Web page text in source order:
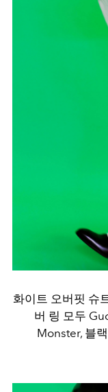
화이트 오버핏 슈
버 링 모두
Monster, 블